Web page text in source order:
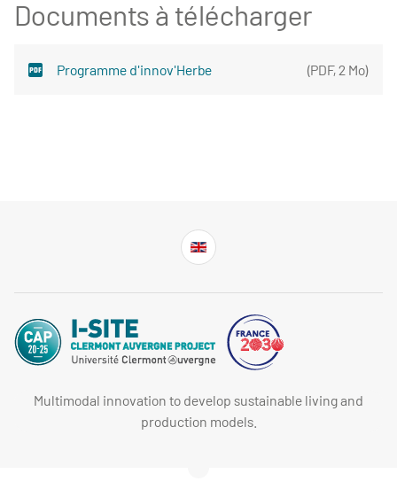
Documents à télécharger
Programme d'innov'Herbe (PDF,2 Mo)
Multimodal innovation to develop sustainable living and
production models.